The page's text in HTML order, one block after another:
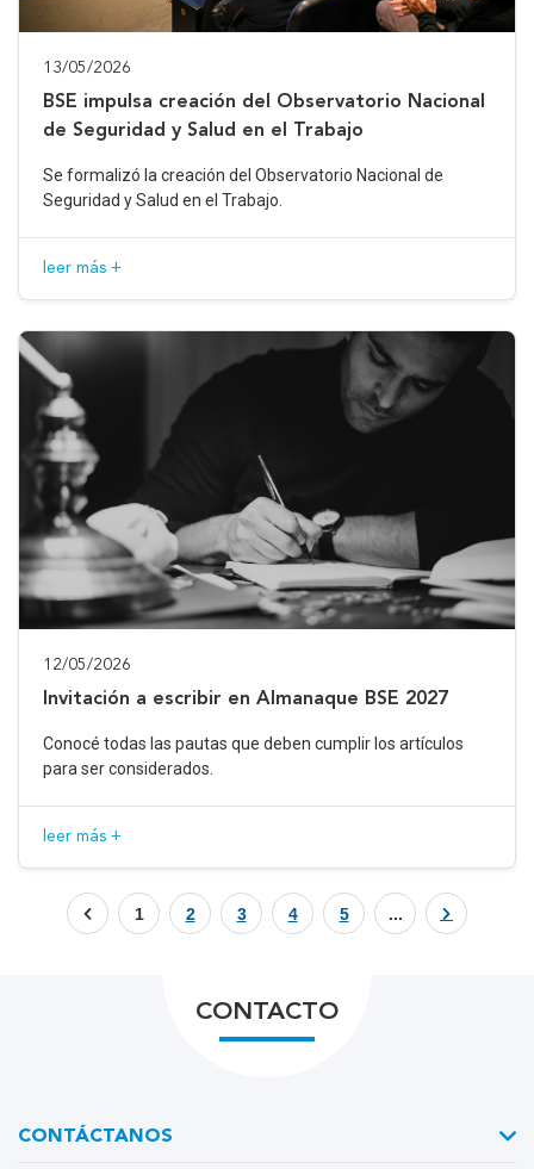
13/05/2026
BSE impulsa creación del Observatorio Nacional
de Seguridad y Salud en el Trabajo
Se formalizó la creación del Observatorio Nacional de
Seguridad y Salud en el Trabajo.
leer más +
12/05/2026
Invitación a escribir en Almanaque BSE 2027
Conocé todas las pautas que deben cumplir los artículos
para ser considerados.
leer más +
1 2 3 4 5 ...
CONTACTO
CONTÁCTANOS